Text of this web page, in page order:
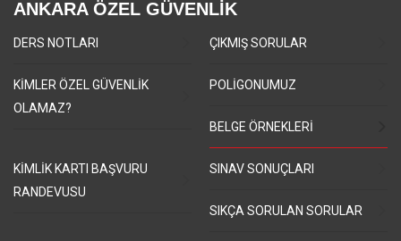
ANKARA ÖZEL GÜVENLİK
DERS NOTLARI ÇIKMIŞ SORULAR
KİMLER ÖZEL GÜVENLİK
OLAMAZ?
POLİGONUMUZ
BELGE ÖRNEKLERİ
KİMLİK KARTI BAŞVURU
RANDEVUSU
SINAV SONUÇLARI
SIKÇA SORULAN SORULAR